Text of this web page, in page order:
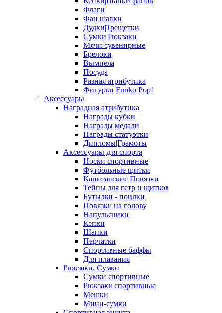
Флаги
Фан шапки
Дудки|Трещетки
Сумки|Рюкзаки
Мячи сувенирные
Брелоки
Вымпела
Посуда
Разная атрибутика
Фигурки Funko Pop!
Аксессуары
Наградная атрибутика
Награды кубки
Награды медали
Награды статуэтки
Дипломы|Грамоты
Аксессуары для спорта
Носки спортивные
Футбольные щитки
Капитанские Повязки
Тейпы для гетр и щитков
Бутылки - поилки
Повязки на голову
Напульсники
Кепки
Шапки
Перчатки
Спортивные баффы
Для плавания
Рюкзаки, Сумки
Сумки спортивные
Рюкзаки спортивные
Мешки
Мини-сумки